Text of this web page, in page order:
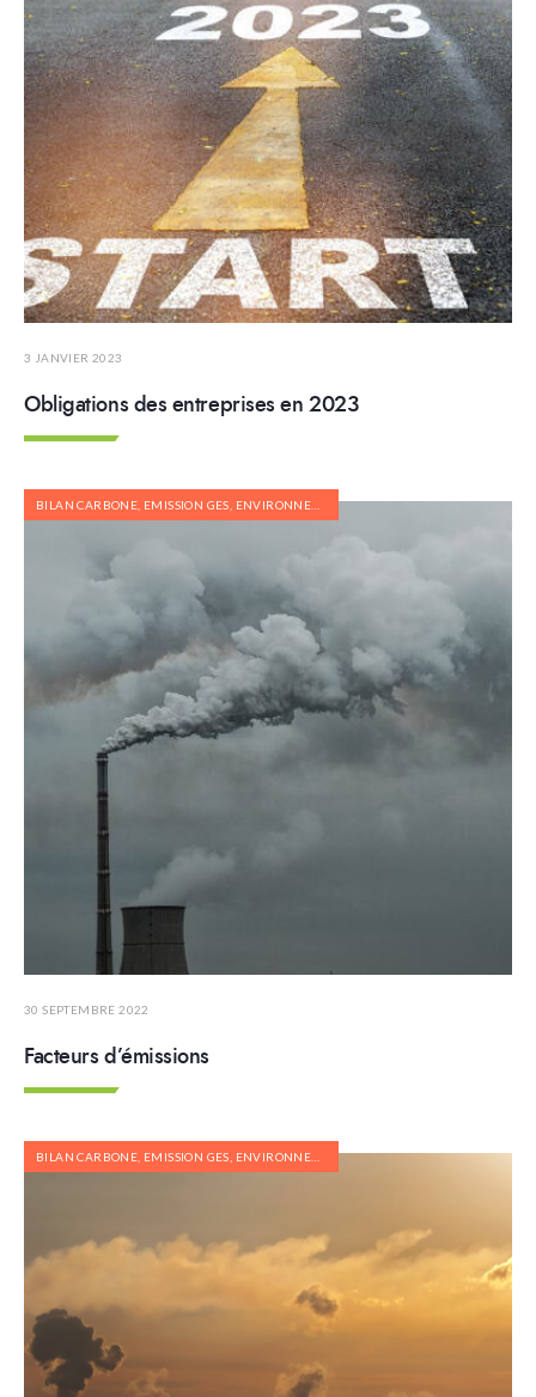
3 JANVIER 2023
Obligations des entreprises en 2023
BILAN CARBONE, EMISSION GES, ENVIRONNEMENT
30 SEPTEMBRE 2022
Facteurs d’émissions
BILAN CARBONE EMISSION GES ENVIRONNEMENT